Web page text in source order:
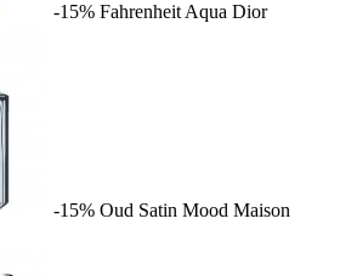
-15% Fahrenheit Aqua Dior
-15% Oud Satin Mood Maison